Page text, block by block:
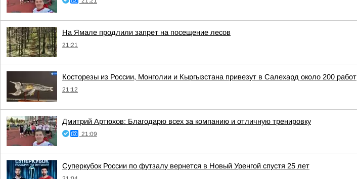
На Ямале продлили запрет на посещение лесов
21:21
Косторезы из России, Монголии и Кыргызстана привезут в Салехард около 200 работ
21:12
Дмитрий Артюхов: Благодарю всех за компанию и отличную тренировку
21:09
Суперкубок России по футзалу вернется в Новый Уренгой спустя 25 лет